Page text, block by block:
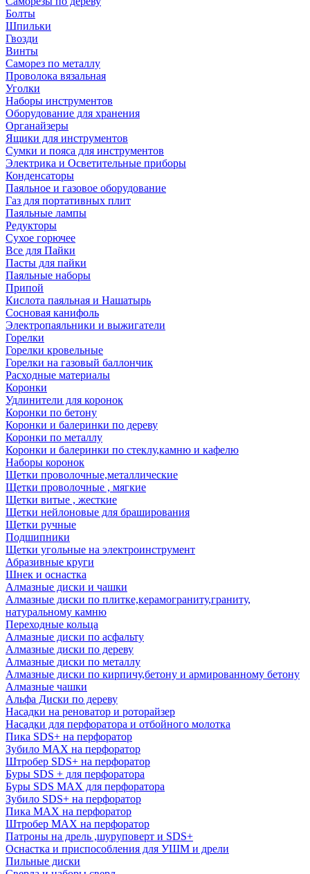
Болты
Шпильки
Гвозди
Винты
Саморез по металлу
Проволока вязальная
Уголки
Наборы инструментов
Оборудование для хранения
Органайзеры
Ящики для инструментов
Сумки и пояса для инструментов
Электрика и Осветительные приборы
Конденсаторы
Паяльное и газовое оборудование
Газ для портативных плит
Паяльные лампы
Редукторы
Сухое горючее
Все для Пайки
Пасты для пайки
Паяльные наборы
Припой
Кислота паяльная и Нашатырь
Сосновая канифоль
Электропаяльники и выжигатели
Горелки
Горелки кровельные
Горелки на газовый баллончик
Расходные материалы
Коронки
Удлинители для коронок
Коронки по бетону
Коронки и балеринки по дереву
Коронки по металлу
Коронки и балеринки по стеклу,камню и кафелю
Наборы коронок
Щетки проволочные,металлические
Щетки проволочные , мягкие
Щетки витые , жесткие
Щетки нейлоновые для браширования
Щетки ручные
Подшипники
Щетки угольные на электроинструмент
Абразивные круги
Шнек и оснастка
Алмазные диски и чашки
Алмазные диски по плитке,керамограниту,граниту,
натуральному камню
Переходные кольца
Алмазные диски по асфальту
Алмазные диски по дереву
Алмазные диски по металлу
Алмазные диски по кирпичу,бетону и армированному бетону
Алмазные чашки
Альфа Диски по дереву
Насадки на реноватор и роторайзер
Насадки для перфоратора и отбойного молотка
Пика SDS+ на перфоратор
Зубило MAX на перфоратор
Штробер SDS+ на перфоратор
Буры SDS + для перфоратора
Буры SDS MAX для перфоратора
Зубило SDS+ на перфоратор
Пика MAX на перфоратор
Штробер MAX на перфоратор
Патроны на дрель ,шуруповерт и SDS+
Оснастка и приспособления для УШМ и дрели
Пильные диски